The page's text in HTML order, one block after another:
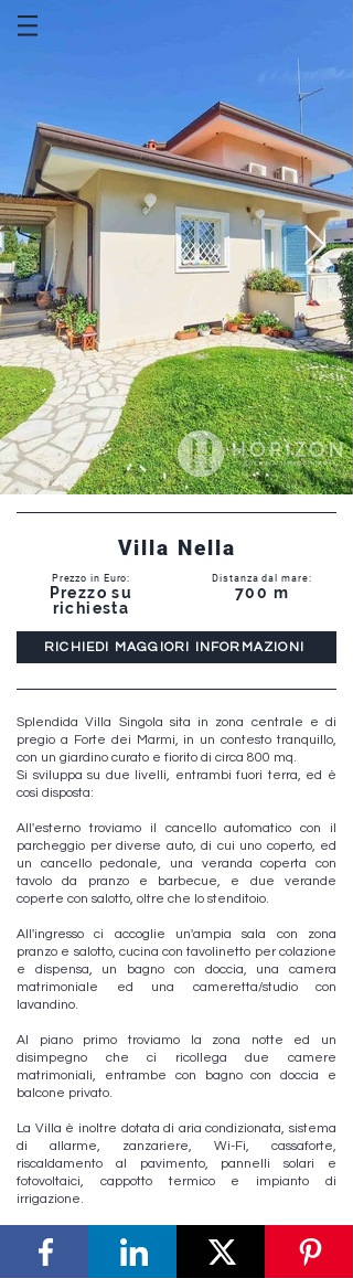
Villa Nella
Prezzo in Euro:
Prezzo su
richiesta
Distanza dal mare:
700 m
RICHIEDI MAGGIORI INFORMAZIONI
Splendida Villa Singola sita in zona centrale e di
pregio a Forte dei Marmi, in un contesto tranquillo,
con un giardino curato e fiorito di circa 800 mq.
Si sviluppa su due livelli, entrambi fuori terra, ed è
così disposta:
All'esterno troviamo il cancello automatico con il
parcheggio per diverse auto, di cui uno coperto, ed
un cancello pedonale, una veranda coperta con
tavolo da pranzo e barbecue, e due verande
coperte con salotto, oltre che lo stenditoio.
All'ingresso ci accoglie un'ampia sala con zona
pranzo e salotto, cucina con tavolinetto per colazione
e dispensa, un bagno con doccia, una camera
matrimoniale ed una cameretta/studio con
lavandino.
Al piano primo troviamo la zona notte ed un
disimpegno che ci ricollega due camere
matrimoniali, entrambe con bagno con doccia e
balcone privato.
La Villa è inoltre dotata di aria condizionata, sistema
di allarme, zanzariere, Wi-Fi, cassaforte,
riscaldamento al pavimento, pannelli solari e
fotovoltaici, cappotto termico e impianto di
irrigazione.